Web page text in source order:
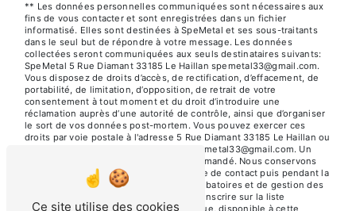
** Les données personnelles communiquées sont nécessaires aux
fins de vous contacter et sont enregistrées dans un fichier
informatisé. Elles sont destinées à SpeMetal et ses sous-traitants
dans le seul but de répondre à votre message. Les données
collectées seront communiquées aux seuls destinataires suivants:
SpeMetal 5 Rue Diamant 33185 Le Haillan spemetal33@gmail.com.
Vous disposez de droits d’accès, de rectification, d’effacement, de
portabilité, de limitation, d’opposition, de retrait de votre
consentement à tout moment et du droit d’introduire une
réclamation auprès d’une autorité de contrôle, ainsi que d’organiser
le sort de vos données post-mortem. Vous pouvez exercer ces
droits par voie postale à l'adresse 5 Rue Diamant 33185 Le Haillan ou
par courrier électronique à l'adresse spemetal33@gmail.com. Un
justificatif d'identité pourra vous être demandé. Nous conservons
vos données pendant la période de prise de contact puis pendant la
durée de prescription légale aux fins probatoires et de gestion des
contentieux. Vous avez le droit de vous inscrire sur la liste
Ce site utilise des cookies